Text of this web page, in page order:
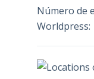
Número de
Worldpress: